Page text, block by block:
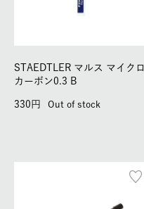
STAEDTLER マルス マイクロ
カーボン0.3 B
330 Out of stock